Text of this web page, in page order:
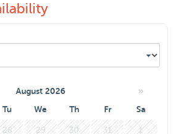
August 2026 »
Tu We Th Fr Sa
28 29 30 31 1